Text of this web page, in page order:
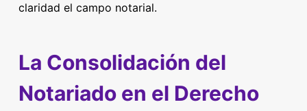
claridad el campo notarial.
La Consolidación del
Notariado en el Derecho